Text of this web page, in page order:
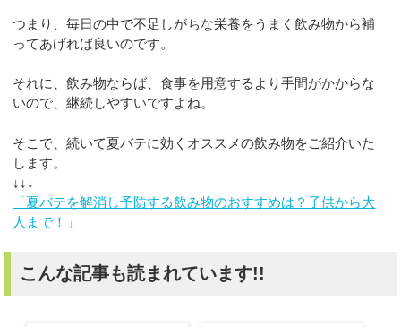
つまり、毎日の中で不足しがちな栄養をうまく飲み物から補
ってあげれば良いのです。
それに、飲み物ならば、食事を用意するより手間がかからな
いので、継続しやすいですよね。
そこで、続いて夏バテに効くオススメの飲み物をご紹介いた
します。
↓↓↓
「夏バテを解消し予防する飲み物のおすすめは？子供から大
人まで！」
こんな記事も読まれています!!